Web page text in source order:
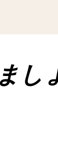
し